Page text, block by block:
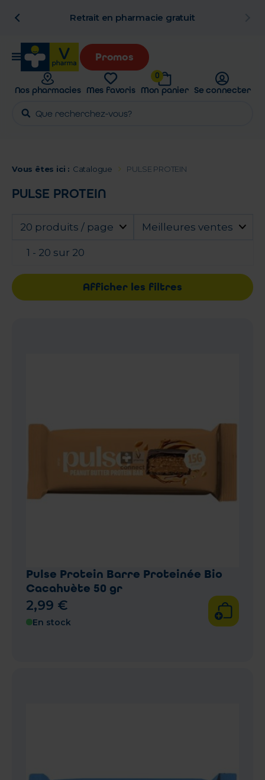
Retrait en pharmacie gratuit
Promos
Nos pharmacies Mes favoris
0
Mon panier Se connecter
Vous êtes ici : Catalogue PULSE PROTEIN
PULSE PROTEIN
20 produits / page Meilleures ventes
1 - 20 sur 20
Afficher les filtres
Pulse Protein Barre Proteinée Bio
Cacahuète 50 gr
2,99 €
En stock